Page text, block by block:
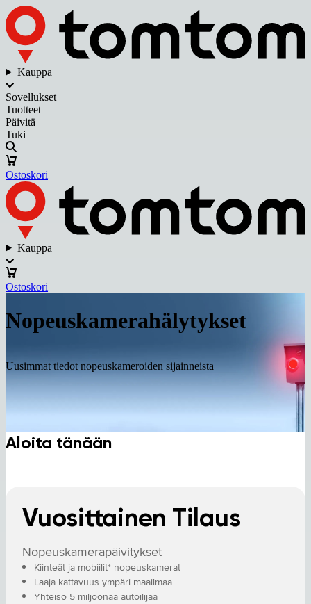
Kauppa
Sovellukset
Tuotteet
Päivitä
Tuki
Ostoskori
Kauppa
Ostoskori
Nopeuskamerahälytykset
Uusimmat tiedot nopeuskameroiden sijainneista
Aloita tänään
Vuosittainen Tilaus
Nopeuskamerapäivitykset
Kiinteät ja mobiilit* nopeuskamerat
Laaja kattavuus ympäri maailmaa
Yhteisö 5 miljoonaa autoilijaa